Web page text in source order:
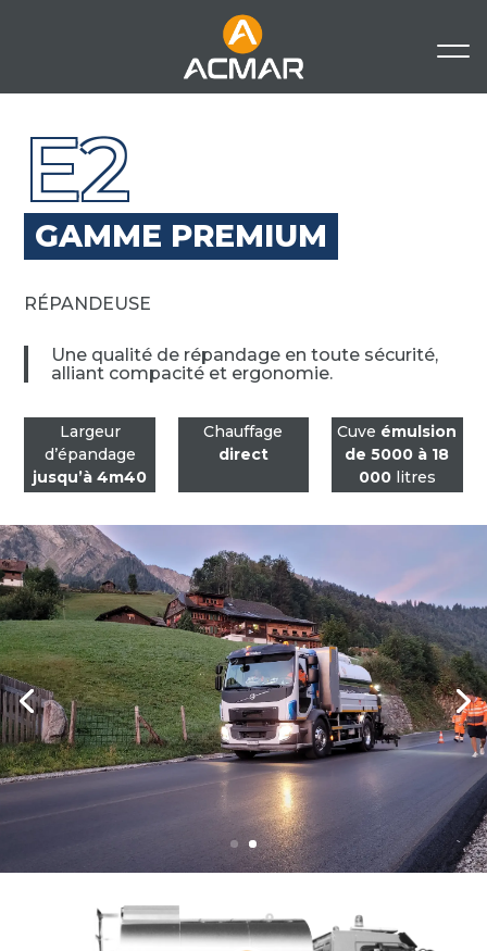
E2
GAMME PREMIUM
RÉPANDEUSE
Une qualité de répandage en toute sécurité,
alliant compacité et ergonomie.
Largeur
d’épandage
jusqu’à 4m40
Chauffage
direct
Cuve émulsion
de 5000 à 18
000litres